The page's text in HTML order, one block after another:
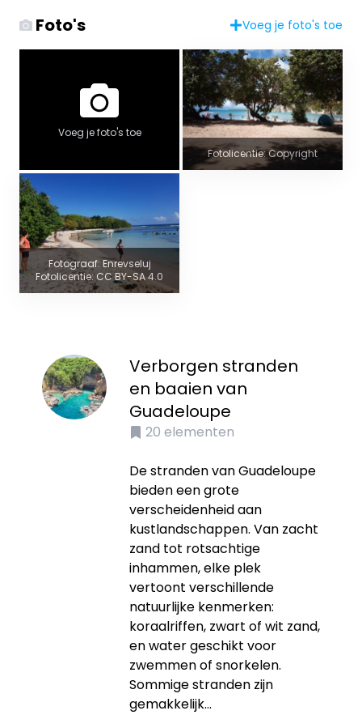
Foto's Voeg je foto's toe
Voeg je foto's toe
Fotolicentie: Copyright
Fotograaf: Enrevseluj
Fotolicentie: CC BY-SA 4.0
Verborgen stranden
en baaien van
Guadeloupe
20 elementen
De stranden van Guadeloupe
bieden een grote
verscheidenheid aan
kustlandschappen. Van zacht
zand tot rotsachtige
inhammen, elke plek
vertoont verschillende
natuurlijke kenmerken:
koraalriffen, zwart of wit zand,
en water geschikt voor
zwemmen of snorkelen.
Sommige stranden zijn
gemakkelijk...